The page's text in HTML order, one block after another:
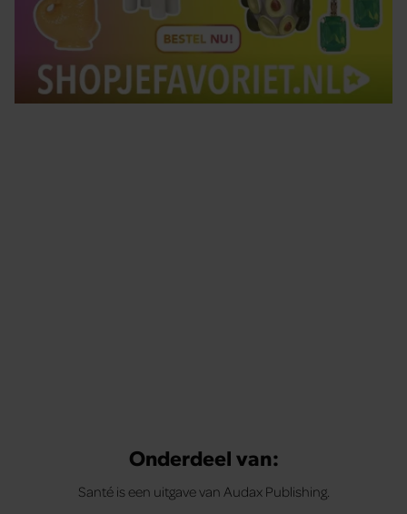
Onderdeel van:
Santé is een uitgave van Audax Publishing.